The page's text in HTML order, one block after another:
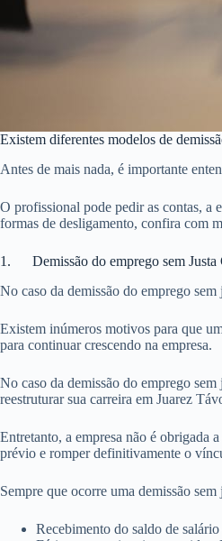
Existem diferentes modelos de
Antes de mais nada, é importante
O profissional pode pedir as contas, a
formas de desligamento, confira com
1. Demissão do emprego sem Justa
No caso da demissão do emprego
Existem inúmeros motivos para que
para continuar crescendo na empresa.
No caso da demissão do emprego
reestruturar sua carreira em Juarez
Entretanto, a empresa não é obrigada
prévio e romper definitivamente o
Sempre que ocorre uma demissão
Recebimento do saldo de